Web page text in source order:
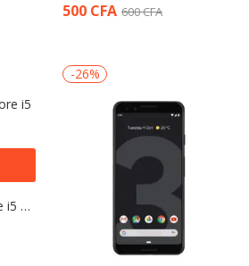
sur 5
500 CFA 600CFA
Elppa kooBcaM Air Core i5 8th Gen
-26%